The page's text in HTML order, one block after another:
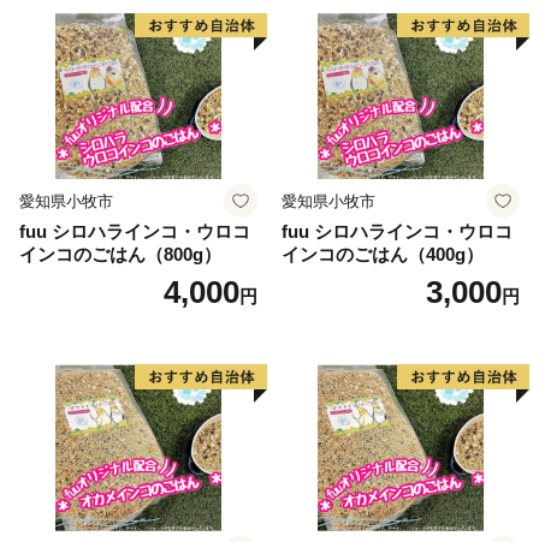
愛知県小牧市
fuu シロハラインコ・ウロコ
インコのごはん（800g）
4,000円
愛知県小牧市
fuu シロハラインコ・ウロコ
インコのごはん（400g）
3,000円